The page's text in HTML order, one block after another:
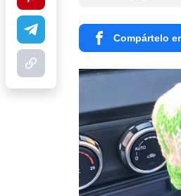
Compártelo